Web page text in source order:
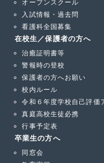
オープンスクール
入試情報・過去問
看護科全国募集
在校生／保護者の方へ
治癒証明書等
警報時の登校
保護者の方へお願い
校内ルール
令和６年度学校自己評
真庭高校生徒必携
行事予定表
卒業生の方へ
同窓会